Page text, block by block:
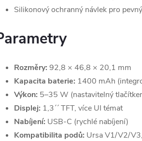
Silikonový ochranný návlek pro
Rozměry: 92,8 × 46,8 × 20,1 mm
Kapacita baterie: 1400 mAh
Výkon: 5–35 W (nastavitelný
Displej: 1,3´´ TFT, více UI témat
Nabíjení: USB-C (rychlé nabíjení)
Kompatibilita podů: Ursa V1/V2/